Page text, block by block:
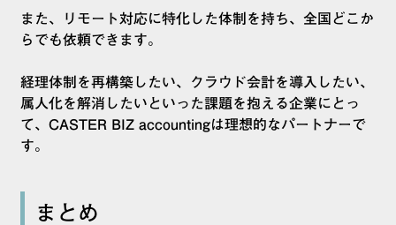
また、リモート対応に特化した体制を持ち、全国どこか
らでも依頼できます。
経理体制を再構築したい、クラウド会計を導入したい、
属人化を解消したいといった課題を抱える企業にとっ
て、CASTER BIZ accountingは理想的なパートナーで
す。
まとめ